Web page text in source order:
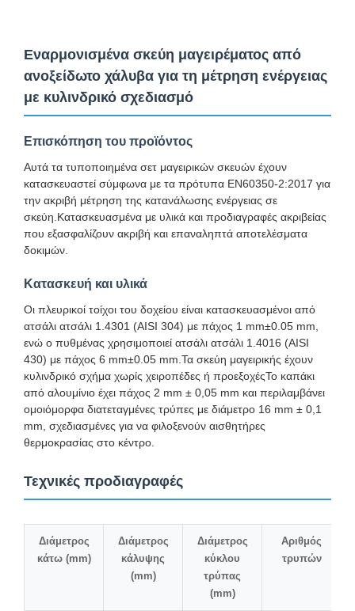
Εναρμονισμένα σκεύη μαγειρέματος από
ανοξείδωτο χάλυβα για τη μέτρηση ενέργειας
με κυλινδρικό σχεδιασμό
Επισκόπηση του προϊόντος
Αυτά τα τυποποιημένα σετ μαγειρικών σκευών έχουν
κατασκευαστεί σύμφωνα με τα πρότυπα EN60350-2:2017 για
την ακριβή μέτρηση της κατανάλωσης ενέργειας σε
σκεύη.Κατασκευασμένα με υλικά και προδιαγραφές ακριβείας
που εξασφαλίζουν ακριβή και επαναληπτά αποτελέσματα
δοκιμών.
Κατασκευή και υλικά
Οι πλευρικοί τοίχοι του δοχείου είναι κατασκευασμένοι από
ατσάλι ατσάλι 1.4301 (AISI 304) με πάχος 1 mm±0.05 mm,
ενώ ο πυθμένας χρησιμοποιεί ατσάλι ατσάλι 1.4016 (AISI
430) με πάχος 6 mm±0.05 mm.Τα σκεύη μαγειρικής έχουν
κυλινδρικό σχήμα χωρίς χειροπέδες ή προεξοχέςΤο καπάκι
από αλουμίνιο έχει πάχος 2 mm ± 0,05 mm και περιλαμβάνει
ομοιόμορφα διατεταγμένες τρύπες με διάμετρο 16 mm ± 0,1
mm, σχεδιασμένες για να φιλοξενούν αισθητήρες
θερμοκρασίας στο κέντρο.
Τεχνικές προδιαγραφές
Διάμετρος
κάτω (mm)
Διάμετρος
κάλυψης
(mm)
Διάμετρος
κύκλου
τρύπας
(mm)
Αριθμός
τρυπών